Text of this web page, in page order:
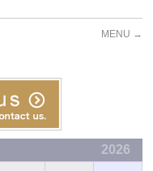
MENU →
2026